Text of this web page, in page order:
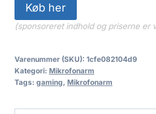
Køb her
(sponsoreret indhold og priserne er
Varenummer (SKU): 1cfe082104d9
Kategori: Mikrofonarm
Tags: gaming, Mikrofonarm